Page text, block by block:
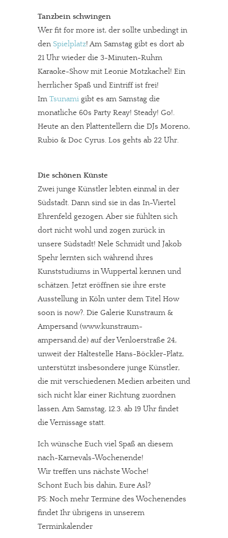
In eigener Sache
Dir gefällt unsere Arbeit?
meinesuedstadt.de finanziert sich durch Partnerprofile und
Werbung. Beide Einnahmequellen sind in den letzten Monaten
stark zurückgegangen.
Tanzbein schwingen
Wer fit for more ist, der sollte unbedingt in
den Spielplatz! Am Samstag gibt es dort ab
21 Uhr wieder die 3-Minuten-Ruhm
Karaoke-Show mit Leonie Motzkachel! Ein
herrlicher Spaß und Eintriff ist frei!
Im Tsunami gibt es am Samstag die
monatliche 60s Party Reay! Steady! Go!.
Heute an den Plattentellern die DJs Moreno,
Rubio & Doc Cyrus. Los gehts ab 22 Uhr.
Die schönen Künste
Zwei junge Künstler lebten einmal in der
Südstadt. Dann sind sie in das In-Viertel
Ehrenfeld gezogen. Aber sie fühlten sich
dort nicht wohl und zogen zurück in
unsere Südstadt! Nele Schmidt und Jakob
Spehr lernten sich während ihres
Kunststudiums in Wuppertal kennen und
schätzen. Jetzt eröffnen sie ihre erste
Ausstellung in Köln unter dem Titel How
soon is now?. Die Galerie Kunstraum &
Ampersand (www.kunstraum-
ampersand.de) auf der Venloerstraße 24,
unweit der Haltestelle Hans-Böckler-Platz,
unterstützt insbesondere junge Künstler,
die mit verschiedenen Medien arbeiten und
sich nicht klar einer Richtung zuordnen
lassen. Am Samstag, 12.3. ab 19 Uhr findet
die Vernissage statt.
Ich wünsche Euch viel Spaß an diesem
nach-Karnevals-Wochenende!
Wir treffen uns nächste Woche!
Schont Euch bis dahin, Eure Asl?
PS: Noch mehr Termine des Wochenendes
findet Ihr übrigens in unserem
Terminkalender